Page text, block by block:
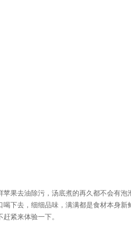
去油除污，汤底煮的再久都不会有泡
去，细细品味，满满都是食材本身新
紧来体验一下。